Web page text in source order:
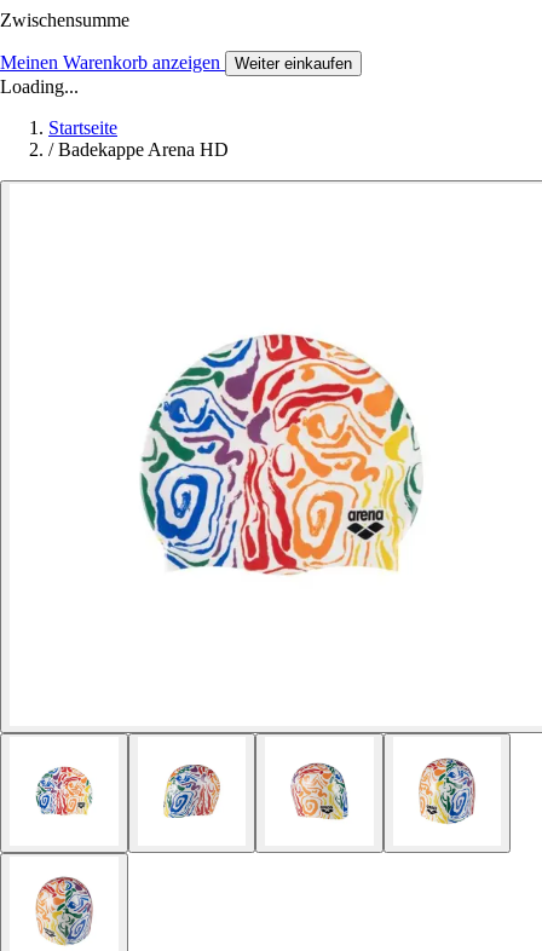
Zwischensumme
Meinen Warenkorb anzeigen Weiter einkaufen
Loading...
Startseite
/ Badekappe Arena HD